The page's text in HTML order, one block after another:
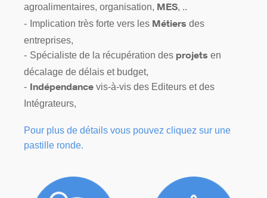
agroalimentaires, organisation, MES, ..
Implication très forte vers les Métiers des
entreprises,
Spécialiste de la récupération des projets en
décalage de délais et budget,
Indépendance vis-à-vis des Editeurs et des
Intégrateurs,
Pour plus de détails vous pouvez cliquez sur une
pastille ronde.